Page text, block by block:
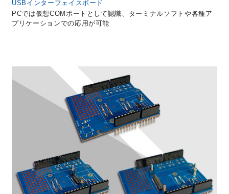
USBインターフェイスボード
PCでは仮想COMポートとして認識、ターミナルソフトや各種ア
プリケーションでの応用が可能